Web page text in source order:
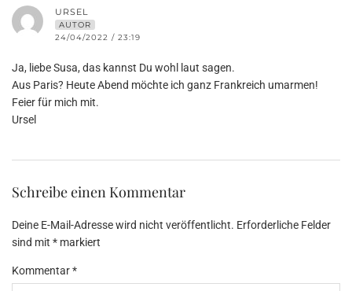
URSEL
AUTOR
24/04/2022 / 23:19
Ja, liebe Susa, das kannst Du wohl laut sagen.
Aus Paris? Heute Abend möchte ich ganz Frankreich umarmen!
Feier für mich mit.
Ursel
Schreibe einen Kommentar
Deine E-Mail-Adresse wird nicht veröffentlicht. Erforderliche Felder
sind mit * markiert
Kommentar*